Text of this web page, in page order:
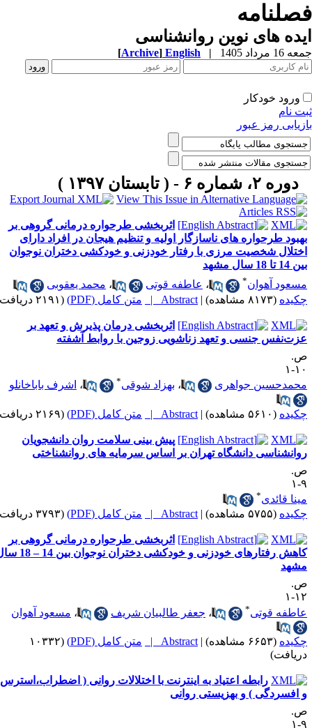
های نوین روانشناسی
مرداد 1405 |
English
[Archive]
ورود خودکار
نام
رمز عبور
دوره ۲، شماره ۶ - ( تابستان ۱۳۹۷ )
اثربخشی طرحواره درمانی گروهی بر
طرحواره های ناسازگار اولیه و تنظیم هیجان در افراد دارای
شخصیت مرزی با رفتار خودزنی و خودکشی دختران نوجوان
تا 18 سال مشهد
آهوان
* ،عاطفه قوتی ،محمد یعقوبی
(۸۱۷۳ مشاهده) |
Abstract | متن کامل (PDF) (۲۱۹۱ دریافت)
اثربخشی درمان پذیرش و تعهد بر
جنسی و تعهد زناشویی زوجین با روابط آشفته
۱
جواهری
،بهزاد شوقی ،اشرف باباخانلو
(۵۶۱۰ مشاهده) |
Abstract | متن کامل (PDF) (۲۱۶۹ دریافت)
پیش بینی سلامت روان دانشجویان
دانشگاه تهران بر اساس سرمایه های روانشناختی
قائدی
(۵۷۵۵ مشاهده) |
Abstract | متن کامل (PDF) (۳۷۹۳ دریافت)
اثربخشی طرحواره درمانی گروهی بر
کاهش رفتارهای خودزنی و خودکشی دختران نوجوان بین 14 – 18 سال
۱
قوتی
،جعفر طالبیان شریف ،مسعود آهوان
(۶۶۵۳ مشاهده) |
Abstract | متن کامل (PDF)
(۱۰۳۳۲
رابطه اعتیاد به اینترنت با اختلالات روانی ( اضطراب،استرس
افسردگی ) و بهزیستی روانی